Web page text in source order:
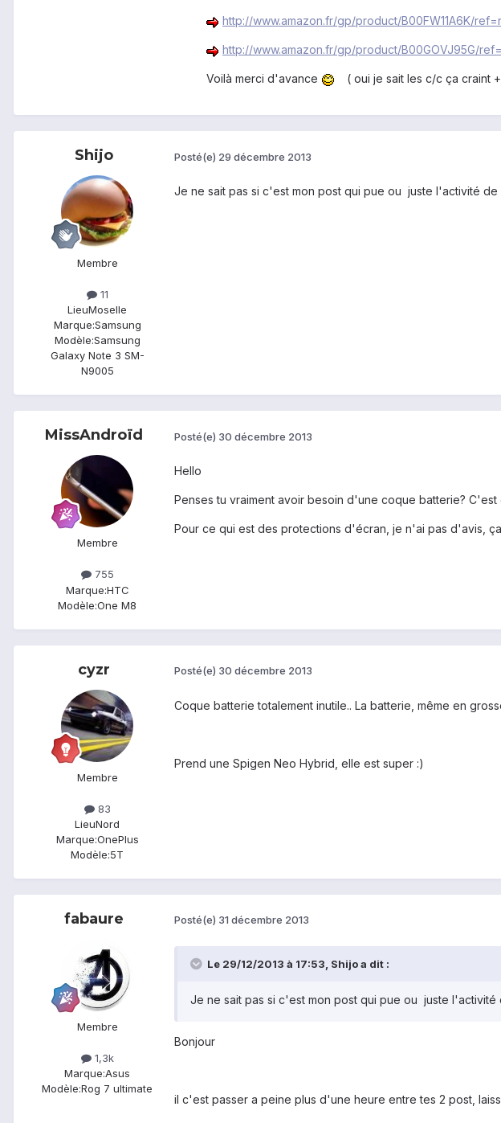
http://www.amazon.fr/gp/product/B00FW11A6K/
http://www.amazon.fr/gp/product/B00GOVJ95G/
Voilà merci d'avance ( oui je sait les c/c ça craint
Shijo
Membre
11
LieuMoselle
Marque:Samsung
Modèle:Samsung
Galaxy Note 3 SM-
N9005
Posté(e) 29 décembre 2013
Je ne sait pas si c'est mon post qui pue ou juste l'activité
MissAndroïd
Membre
755
Marque:HTC
Modèle:One M8
Posté(e) 30 décembre 2013
Hello
Penses tu vraiment avoir besoin d'une coque batterie?
Pour ce qui est des protections d'écran, je n'ai pas d'avis,
cyzr
Membre
83
LieuNord
Marque:OnePlus
Modèle:5T
Posté(e) 30 décembre 2013
Coque batterie totalement inutile.. La batterie, même en
Prend une Spigen Neo Hybrid, elle est super :)
fabaure
Membre
1,3k
Marque:Asus
Modèle:Rog 7 ultimate
Posté(e) 31 décembre 2013
Le 29/12/2013 à 17:53, Shijo a dit :
Je ne sait pas si c'est mon post qui pue ou juste
Bonjour
il c'est passer a peine plus d'une heure entre tes 2 post,